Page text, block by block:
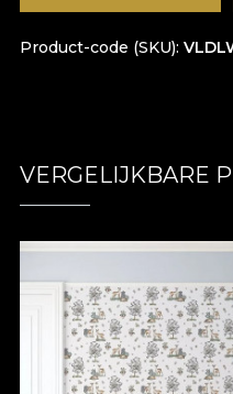
Product-code (SKU)
VERGELIJKBARE